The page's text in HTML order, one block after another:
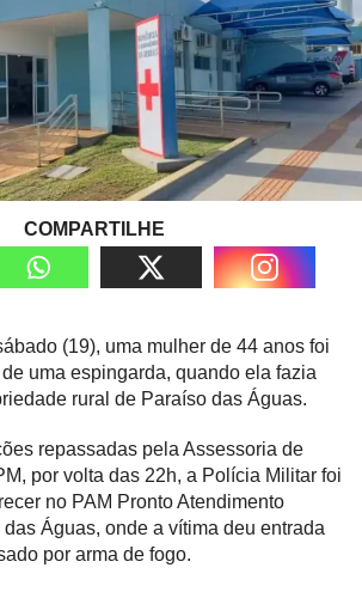
COMPARTILHE
(19), uma mulher de 44 anos foi
uma espingarda, quando ela fazia
rural de Paraíso das Águas.
repassadas pela Assessoria de
por volta das 22h, a Polícia Militar foi
no PAM Pronto Atendimento
Águas, onde a vítima deu entrada
por arma de fogo.